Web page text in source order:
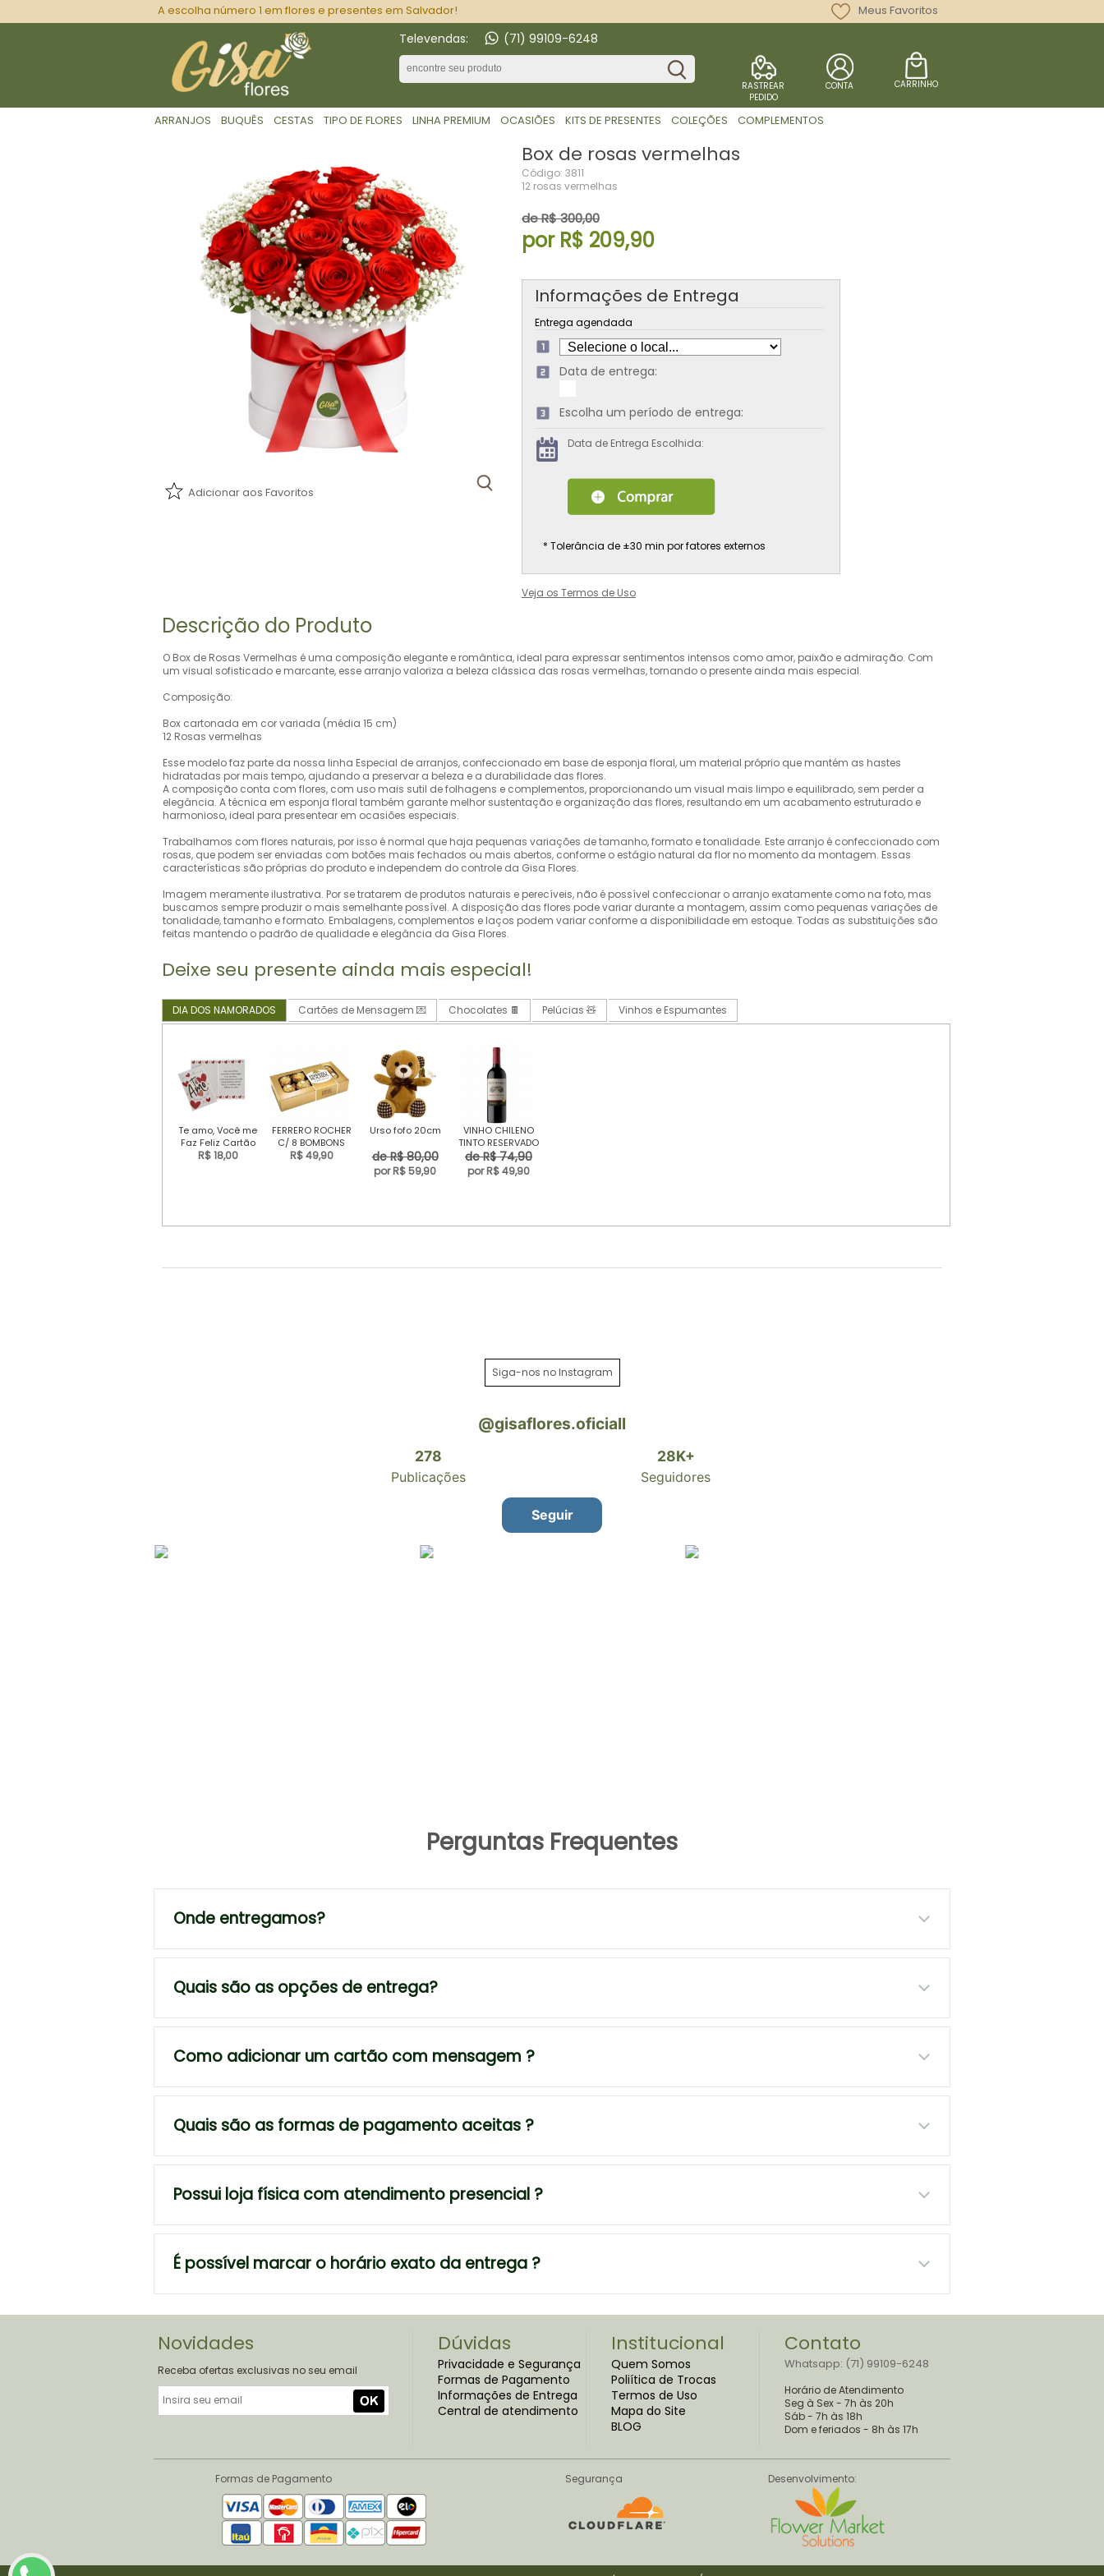
A escolha número 1 em flores e presentes em Salvador! Meus Favoritos
Televendas: (71) 99109-6248
CARRINHO
CONTA
RASTREAR
PEDIDO
ARRANJOS BUQUÊS CESTAS TIPO DE FLORES LINHA PREMIUM OCASIÕES KITS DE PRESENTES COLEÇÕES COMPLEMENTOS
Adicionar aos Favoritos
Box de rosas vermelhas
Código: 3811
12 rosas vermelhas
de R$ 300,00
por R$ 209,90
Informações de Entrega
Entrega agendada
Data de entrega:
Escolha um período de entrega:
Data de Entrega Escolhida:
* Tolerância de ±30 min por fatores externos
Veja os Termos de Uso
Descrição do Produto
O Box de Rosas Vermelhas é uma composição elegante e romântica, ideal para expressar sentimentos intensos como amor, paixão e admiração. Com
um visual sofisticado e marcante, esse arranjo valoriza a beleza clássica das rosas vermelhas, tornando o presente ainda mais especial.
Composição:
Box cartonada em cor variada (média 15 cm)
12 Rosas vermelhas
Esse modelo faz parte da nossa linha Especial de arranjos, confeccionado em base de esponja floral, um material próprio que mantém as hastes
hidratadas por mais tempo, ajudando a preservar a beleza e a durabilidade das flores.
A composição conta com flores, com uso mais sutil de folhagens e complementos, proporcionando um visual mais limpo e equilibrado, sem perder a
elegância. A técnica em esponja floral também garante melhor sustentação e organização das flores, resultando em um acabamento estruturado e
harmonioso, ideal para presentear em ocasiões especiais.
Trabalhamos com flores naturais, por isso é normal que haja pequenas variações de tamanho, formato e tonalidade. Este arranjo é confeccionado com
rosas, que podem ser enviadas com botões mais fechados ou mais abertos, conforme o estágio natural da flor no momento da montagem. Essas
características são próprias do produto e independem do controle da Gisa Flores.
Imagem meramente ilustrativa. Por se tratarem de produtos naturais e perecíveis, não é possível confeccionar o arranjo exatamente como na foto, mas
buscamos sempre produzir o mais semelhante possível. A disposição das flores pode variar durante a montagem, assim como pequenas variações de
tonalidade, tamanho e formato. Embalagens, complementos e laços podem variar conforme a disponibilidade em estoque. Todas as substituições são
feitas mantendo o padrão de qualidade e elegância da Gisa Flores.
Deixe seu presente ainda mais especial!
DIA DOS NAMORADOS Cartões de Mensagem 💌 Chocolates 🍫 Pelúcias 🧸 Vinhos e Espumantes
Te amo, Você me
Faz Feliz Cartão
de mensagem
R$ 18,00
FERRERO ROCHER
C/ 8 BOMBONS
R$ 49,90
Urso fofo 20cm
de R$ 80,00
por R$ 59,90
VINHO CHILENO
TINTO RESERVADO
de R$ 74,90
por R$ 49,90
Siga-nos no Instagram
Perguntas Frequentes
Onde entregamos?
Quais são as opções de entrega?
Como adicionar um cartão com mensagem ?
Quais são as formas de pagamento aceitas ?
Possui loja física com atendimento presencial ?
É possível marcar o horário exato da entrega ?
Novidades
Receba ofertas exclusivas no seu email
Dúvidas
Privacidade e Segurança
Formas de Pagamento
Informações de Entrega
Central de atendimento
Institucional
Quem Somos
Poliítica de Trocas
Termos de Uso
Mapa do Site
BLOG
Contato
Whatsapp: (71) 99109-6248
Horário de Atendimento
Seg à Sex - 7h às 20h
Sáb - 7h às 18h
Dom e feriados - 8h às 17h
Formas de Pagamento Segurança Desenvolvimento: